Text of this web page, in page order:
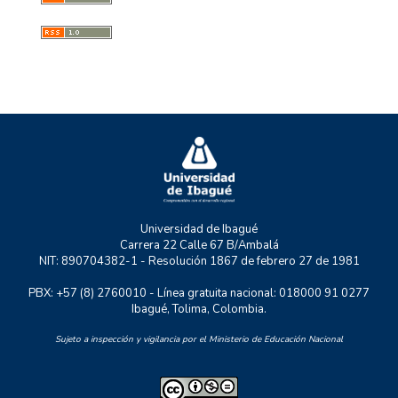
MYSCO
RASTRO URBANO
Universidad de Ibagué
Carrera 22 Calle 67 B/Ambalá
NIT: 890704382-1 - Resolución 1867 de febrero 27 de 1981
PBX: +57 (8) 2760010 - Línea gratuita nacional: 018000 91 0277
Ibagué, Tolima, Colombia.
Sujeto a inspección y vigilancia por el Ministerio de Educación Nacional